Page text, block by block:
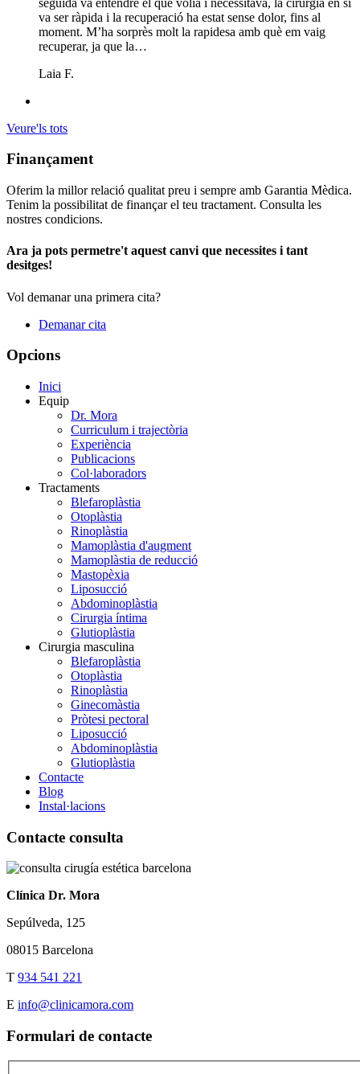
va ser ràpida i la recuperació ha estat sense dolor, fins al
moment. M’ha sorprès molt la rapidesa amb què em vaig
recuperar, ja que la…
Laia F.
Veure'ls tots
Finançament
Oferim la millor relació qualitat preu i sempre amb Garantia Mèdica.
Tenim la possibilitat de finançar el teu tractament. Consulta les
nostres condicions.
Ara ja pots permetre't aquest canvi que necessites i tant
desitges!
Vol demanar una primera cita?
Demanar cita
Opcions
Inici
Equip
Dr. Mora
Curriculum i trajectòria
Experiència
Publicacions
Col·laboradors
Tractaments
Blefaroplàstia
Otoplàstia
Rinoplàstia
Mamoplàstia d'augment
Mamoplàstia de reducció
Mastopèxia
Liposucció
Abdominoplàstia
Cirurgia íntima
Glutioplàstia
Cirurgia masculina
Blefaroplàstia
Otoplàstia
Rinoplàstia
Ginecomàstia
Pròtesi pectoral
Liposucció
Abdominoplàstia
Glutioplàstia
Contacte
Blog
Instal·lacions
Contacte consulta
Clínica Dr. Mora
Sepúlveda, 125
08015 Barcelona
T 934 541 221
E info@clinicamora.com
Formulari de contacte